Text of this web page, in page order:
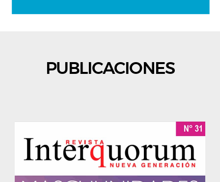
PUBLICACIONES